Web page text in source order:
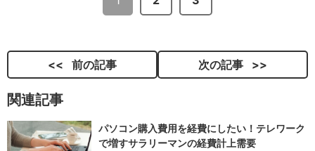
前の記事 次の記事
関連記事
パソコン購入費用を経費にしたい！テレワーク
で増すサラリーマンの経費計上需要